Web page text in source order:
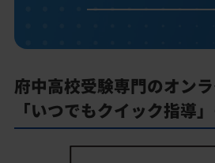
府中高校受験専門のオン
「いつでもクイック指導